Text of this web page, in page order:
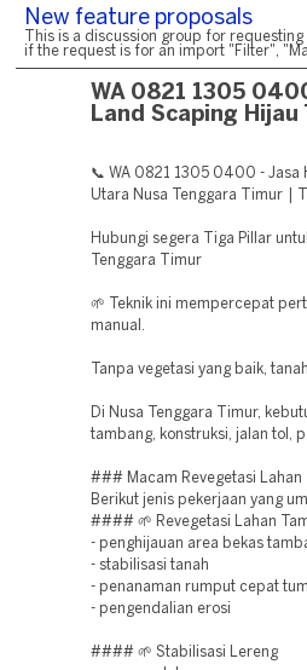
New feature proposals
This is a discussion group for
if the request is for an import "Filter",
WA 0821 1305
Land Scaping Hijau
📞 WA 0821 1305 0400 - Jasa
Utara Nusa Tenggara Timur |
Hubungi segera Tiga Pillar
Tenggara Timur
🌱 Teknik ini mempercepat
manual.
Tanpa vegetasi yang baik,
Di Nusa Tenggara Timur,
tambang, konstruksi, jalan tol,
### Macam Revegetasi Lahan
Berikut jenis pekerjaan yang
#### 🌱 Revegetasi Lahan
- penghijauan area bekas
- stabilisasi tanah
- penanaman rumput cepat
- pengendalian erosi
#### 🌱 Stabilisasi Lereng